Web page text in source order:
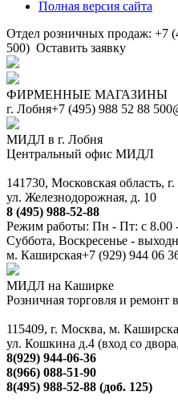
Полная версия сайта
Отдел розничных продаж: +7
500) Оставить заявку
ФИРМЕННЫЕ МАГАЗИНЫ
г. Лобня+7 (495) 988 52 88
МИДЛ в г. Лобня
Центральный офис МИДЛ
141730, Московская область,
ул. Железнодорожная, д. 10
8 (495) 988-52-88
Режим работы: Пн - Пт: с 8.00
Суббота, Воскресенье -
м. Каширская+7 (929) 944 06
МИДЛ на Каширке
Розничная торговля и
115409, г. Москва, м.
ул. Кошкина д.4 (вход со
8(929) 944-06-36
8(966) 088-51-90
8(495) 988-52-88 (доб. 125)